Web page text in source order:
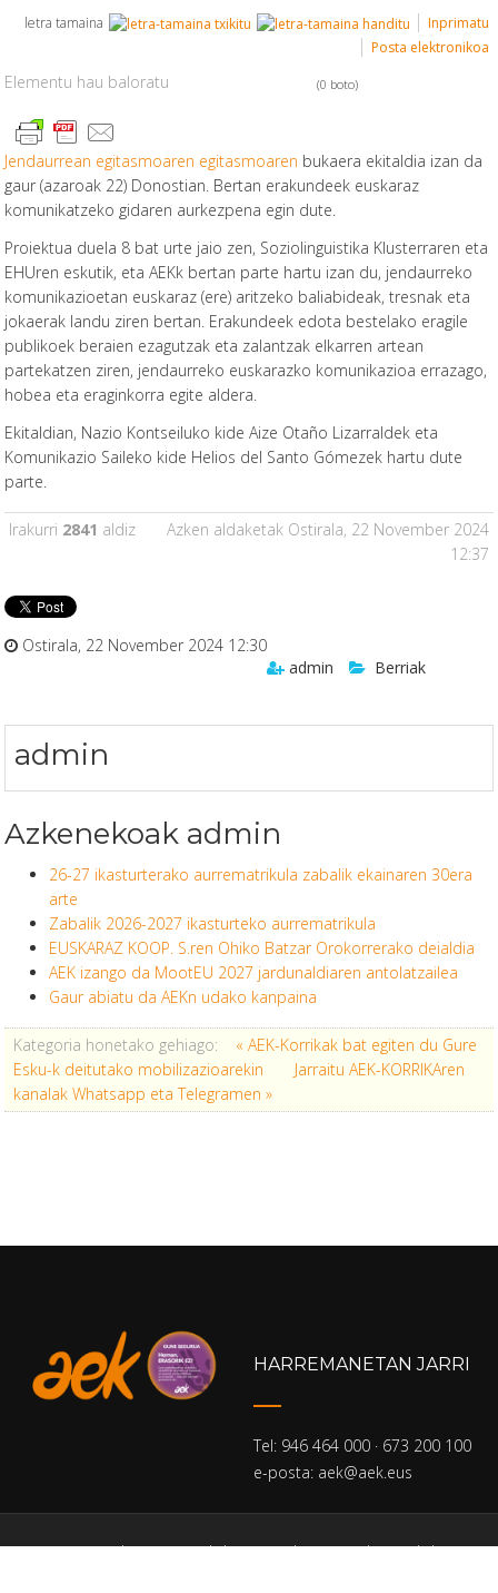
letra tamaina
Inprimatu
Posta elektronikoa
Elementu hau baloratu (0 boto)
Jendaurrean egitasmoaren egitasmoaren bukaera ekitaldia izan da
gaur (azaroak 22) Donostian. Bertan erakundeek euskaraz
komunikatzeko gidaren aurkezpena egin dute.
Proiektua duela 8 bat urte jaio zen, Soziolinguistika Klusterraren eta
EHUren eskutik, eta AEKk bertan parte hartu izan du, jendaurreko
komunikazioetan euskaraz (ere) aritzeko baliabideak, tresnak eta
jokaerak landu ziren bertan. Erakundeek edota bestelako eragile
publikoek beraien ezagutzak eta zalantzak elkarren artean
partekatzen ziren, jendaurreko euskarazko komunikazioa errazago,
hobea eta eraginkorra egite aldera.
Ekitaldian, Nazio Kontseiluko kide Aize Otaño Lizarraldek eta
Komunikazio Saileko kide Helios del Santo Gómezek hartu dute
parte.
Irakurri 2841 aldiz
Azken aldaketak Ostirala, 22 November 2024
12:37
Ostirala, 22 November 2024 12:30
admin
Berriak
admin
Azkenekoak admin
26-27 ikasturterako aurrematrikula zabalik ekainaren 30era
arte
Zabalik 2026-2027 ikasturteko aurrematrikula
EUSKARAZ KOOP. S.ren Ohiko Batzar Orokorrerako deialdia
AEK izango da MootEU 2027 jardunaldiaren antolatzailea
Gaur abiatu da AEKn udako kanpaina
Kategoria honetako gehiago:
« AEK-Korrikak bat egiten du Gure
Esku-k deitutako mobilizazioarekin
Jarraitu AEK-KORRIKAren
kanalak Whatsapp eta Telegramen »
HARREMANETAN JARRI
Tel: 946 464 000 · 673 200 100
e-posta: aek@aek.eus
Home Pribatutasun politika Lege oharra Cookien-politika